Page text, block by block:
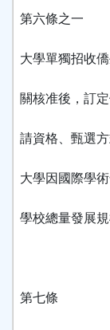
第六條之一
大學單獨招收
關核准後，訂
請資格、甄選
大學因國際學
學校總量發展
第七條